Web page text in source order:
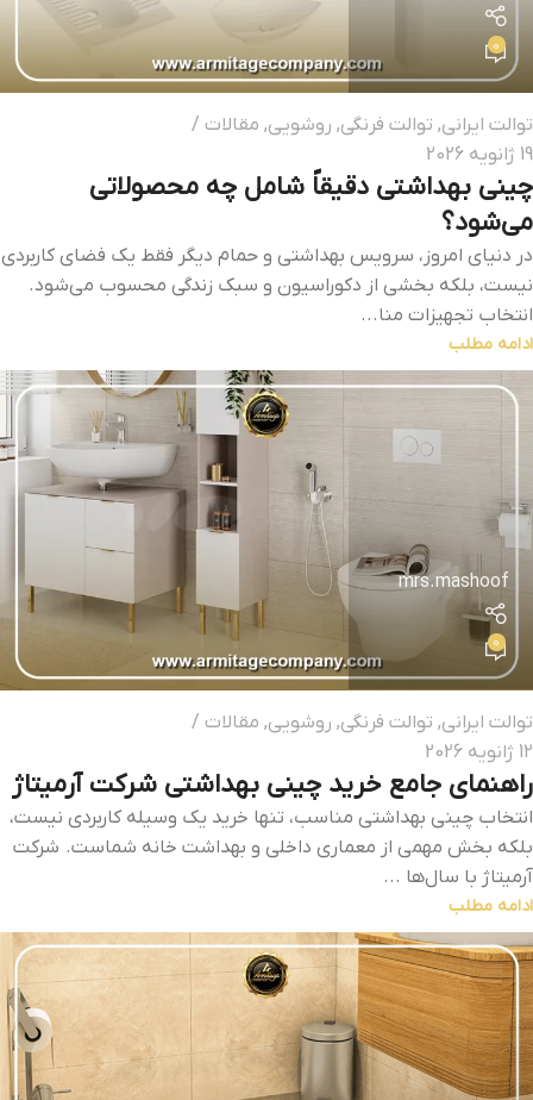
0
توالت ایرانی, توالت فرنگی, روشویی, مقالات
19 ژانویه 2026
چینی بهداشتی دقیقاً شامل چه محصولاتی
می‌شود؟
در دنیای امروز، سرویس بهداشتی و حمام دیگر فقط یک فضای کاربردی
نیست، بلکه بخشی از دکوراسیون و سبک زندگی محسوب می‌شود.
انتخاب تجهیزات منا...
ادامه مطلب
mrs.mashoof
0
توالت ایرانی, توالت فرنگی, روشویی, مقالات
12 ژانویه 2026
راهنمای جامع خرید چینی بهداشتی شرکت آرمیتاژ
انتخاب چینی بهداشتی مناسب، تنها خرید یک وسیله کاربردی نیست،
بلکه بخش مهمی از معماری داخلی و بهداشت خانه شماست. شرکت
آرمیتاژ با سال‌ها ...
ادامه مطلب